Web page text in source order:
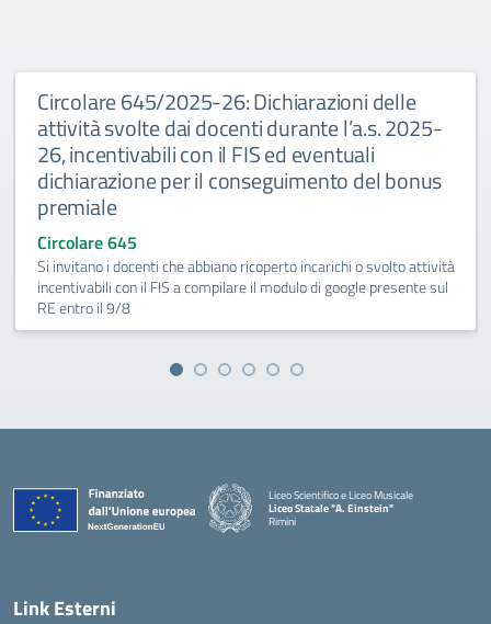
Circolare 645/2025-26: Dichiarazioni delle
attività svolte dai docenti durante l’a.s. 2025-
26, incentivabili con il FIS ed eventuali
dichiarazione per il conseguimento del bonus
premiale
Circolare 645
Si invitano i docenti che abbiano ricoperto incarichi o svolto attività
incentivabili con il FIS a compilare il modulo di google presente sul
RE entro il 9/8
Liceo Scientifico e Liceo Musicale
Liceo Statale "A. Einstein"
Rimini
Link Esterni